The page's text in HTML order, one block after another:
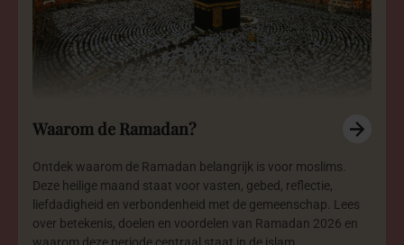
Waarom de Ramadan?
Ontdek waarom de Ramadan belangrijk is voor moslims.
Deze heilige maand staat voor vasten, gebed, reflectie,
liefdadigheid en verbondenheid met de gemeenschap. Lees
over betekenis, doelen en voordelen van Ramadan 2026 en